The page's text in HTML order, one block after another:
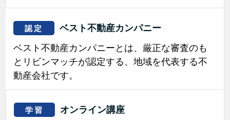
認定
ベスト不動産カンパニー
ベスト不動産カンパニーとは、厳正な審査のも
とリビンマッチが認定する、地域を代表する不
動産会社です。
学習
オンライン講座